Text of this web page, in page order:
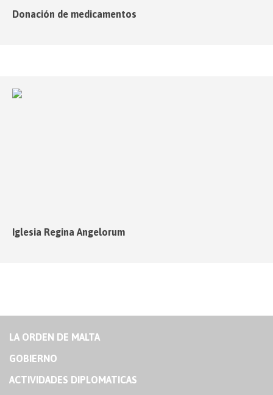
Donación de medicamentos
Iglesia Regina Angelorum
LA ORDEN DE MALTA
GOBIERNO
ACTIVIDADES DIPLOMATICAS